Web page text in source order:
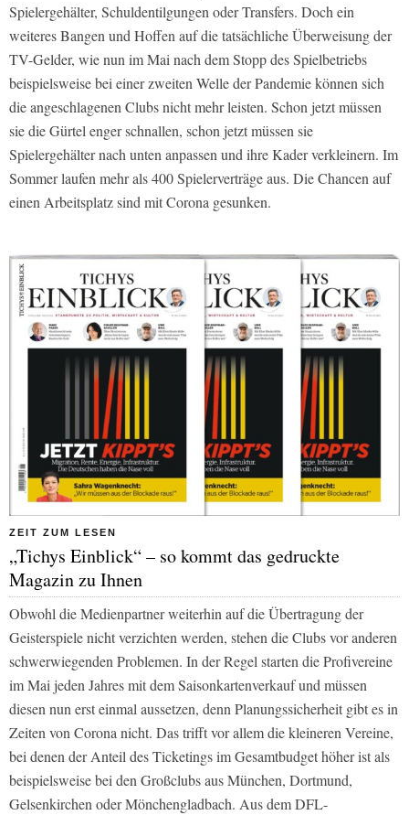
Spielergehälter, Schuldentilgungen oder Transfers. Doch ein
weiteres Bangen und Hoffen auf die tatsächliche Überweisung der
TV-Gelder, wie nun im Mai nach dem Stopp des Spielbetriebs
beispielsweise bei einer zweiten Welle der Pandemie können sich
die angeschlagenen Clubs nicht mehr leisten. Schon jetzt müssen
sie die Gürtel enger schnallen, schon jetzt müssen sie
Spielergehälter nach unten anpassen und ihre Kader verkleinern. Im
Sommer laufen mehr als 400 Spielerverträge aus. Die Chancen auf
einen Arbeitsplatz sind mit Corona gesunken.
ZEIT ZUM LESEN
„Tichys Einblick“ – so kommt das gedruckte
Magazin zu Ihnen
Obwohl die Medienpartner weiterhin auf die Übertragung der
Geisterspiele nicht verzichten werden, stehen die Clubs vor anderen
schwerwiegenden Problemen. In der Regel starten die Profivereine
im Mai jeden Jahres mit dem Saisonkartenverkauf und müssen
diesen nun erst einmal aussetzen, denn Planungssicherheit gibt es in
Zeiten von Corona nicht. Das trifft vor allem die kleineren Vereine,
bei denen der Anteil des Ticketings im Gesamtbudget höher ist als
beispielsweise bei den Großclubs aus München, Dortmund,
Gelsenkirchen oder Mönchengladbach. Aus dem DFL-